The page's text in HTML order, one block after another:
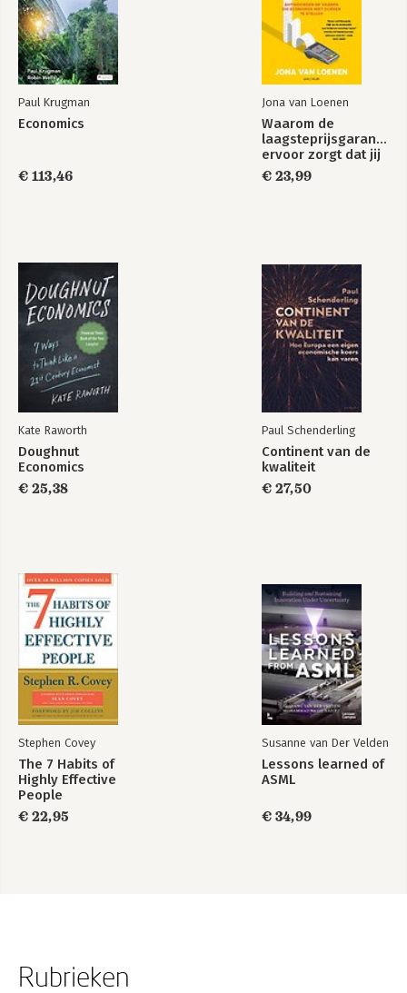
Paul Krugman
Economics
€ 113,46
Jona van Loenen
Waarom de
laagsteprijsgarantie
ervoor zorgt dat jij
te veel betaalt
€ 23,99
Kate Raworth
Doughnut
Economics
€ 25,38
Paul Schenderling
Continent van de
kwaliteit
€ 27,50
Stephen Covey
The 7 Habits of
Highly Effective
People
€ 22,95
Susanne van Der Velden
Lessons learned of
ASML
€ 34,99
Rubrieken